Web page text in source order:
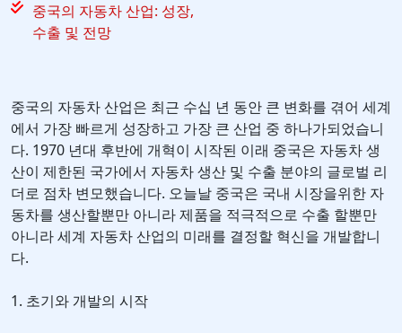
중국의 자동차 산업: 성장,
수출 및 전망
중국의 자동차 산업은 최근 수십 년 동안 큰 변화를 겪어 세계
에서 가장 빠르게 성장하고 가장 큰 산업 중 하나가되었습니
다. 1970 년대 후반에 개혁이 시작된 이래 중국은 자동차 생
산이 제한된 국가에서 자동차 생산 및 수출 분야의 글로벌 리
더로 점차 변모했습니다. 오늘날 중국은 국내 시장을위한 자
동차를 생산할뿐만 아니라 제품을 적극적으로 수출 할뿐만
아니라 세계 자동차 산업의 미래를 결정할 혁신을 개발합니
다.
1. 초기와 개발의 시작